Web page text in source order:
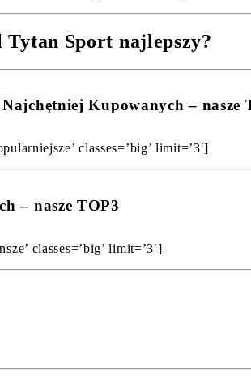
Sport najlepszy?
Kupowanych – nasze
classes=’big’ limit=’3′]
– nasze TOP3
classes=’big’ limit=’3′]